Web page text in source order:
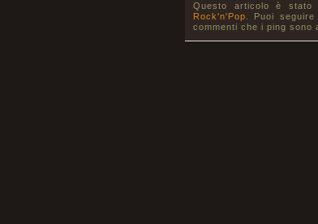
Questo articolo è stato
Rock'n'Pop . Puoi
commenti che i ping sono